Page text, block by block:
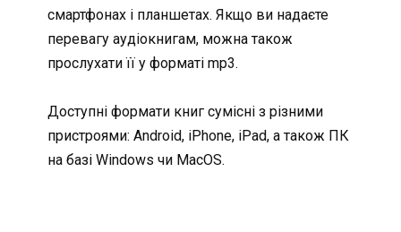
смартфонах і планшетах. Якщо ви надаєте
перевагу аудіокнигам, можна також
прослухати її у форматі mp3.
Доступні формати книг сумісні з різними
пристроями: Android, iPhone, iPad, а також ПК
на базі Windows чи MacOS.